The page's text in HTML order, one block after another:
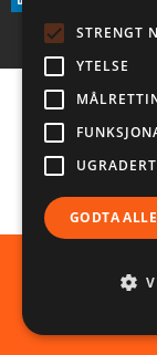
© Copyright
STRENGT
YTELSE
UGRADERT
GODTA ALLE